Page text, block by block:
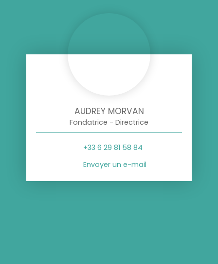
AUDREY MORVAN
Fondatrice - Directrice
+33 6 29 81 58 84
Envoyer un e-mail